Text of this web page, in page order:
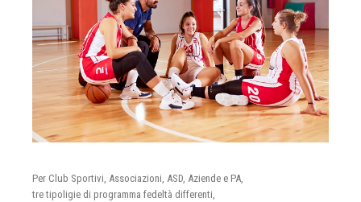
Per Club Sportivi, Associazioni, ASD, Aziende e PA,
tre tipoligie di programma fedeltà differenti,